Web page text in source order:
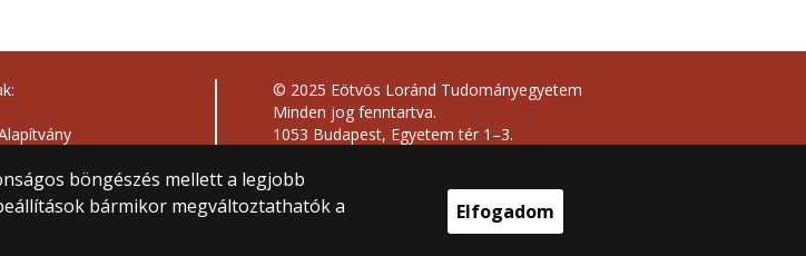
böngészés mellett a legjobb
bármikor megváltoztathatók a
Elfogadom
Művelődési és Baráti
© 2025 Eötvös Loránd Tudományegyetem
Minden jog fenntartva.
1053 Budapest, Egyetem tér 1–3.
Webfejlesztés: